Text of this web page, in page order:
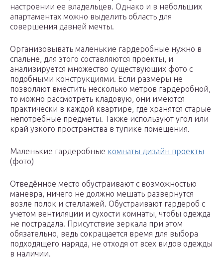
настроении ее владельцев. Однако и в небольших
апартаментах можно выделить область для
совершения давней мечты.
Организовывать маленькие гардеробные нужно в
спальне, для этого составляются проекты, и
анализируется множество существующих фото с
подобными конструкциями. Если размеры не
позволяют вместить несколько метров гардеробной,
то можно рассмотреть кладовую, они имеются
практически в каждой квартире, где хранятся старые
непотребные предметы. Также используют угол или
край узкого пространства в тупике помещения.
Маленькие гардеробные комнаты дизайн проекты
(фото)
Отведённое место обустраивают с возможностью
маневра, ничего не должно мешать развернутся
возле полок и стеллажей. Обустраивают гардероб с
учетом вентиляции и сухости комнаты, чтобы одежда
не пострадала. Присутствие зеркала при этом
обязательно, ведь сокращается время для выбора
подходящего наряда, не отходя от всех видов одежды
в наличии.